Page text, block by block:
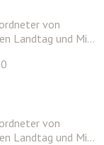
von
Landtag und Mi...
von
Landtag und Mi...